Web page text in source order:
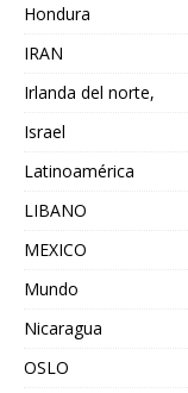
Hondura
IRAN
Irlanda del norte,
Israel
Latinoamérica
LIBANO
MEXICO
Mundo
Nicaragua
OSLO